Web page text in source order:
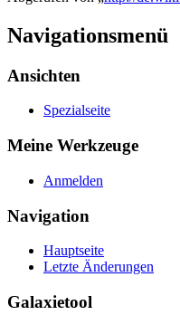
Navigationsmenü
Ansichten
Spezialseite
Meine Werkzeuge
Anmelden
Navigation
Hauptseite
Letzte Änderungen
Galaxietool